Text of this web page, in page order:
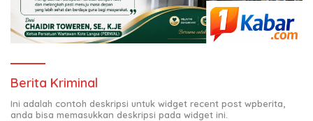
Berita Kriminal
Ini adalah contoh deskripsi untuk widget recent post wpberita,
anda bisa memasukkan deskripsi pada widget ini.